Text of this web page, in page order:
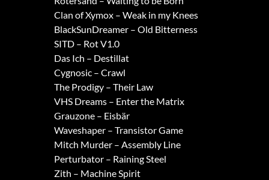
Clan of Xymox – Weak in my Knees
BlackSunDreamer – Old Bitterness
SITD – Rot V1.0
Das Ich – Destillat
Cygnosic – Crawl
The Prodigy – Their Law
VHS Dreams – Enter the Matrix
Grauzone – Eisbär
Waveshaper – Transistor Game
Mitch Murder – Assembly Line
Perturbator – Raining Steel
Zith – Machine Spirit